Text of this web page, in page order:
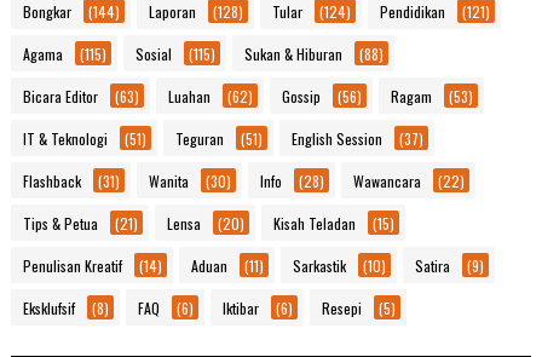
Bongkar (144) Laporan (128) Tular (124) Pendidikan (121)
Agama (115) Sosial (115) Sukan & Hiburan (88)
Bicara Editor (63) Luahan (62) Gossip (56) Ragam (53)
IT & Teknologi (51) Teguran (51) English Session (37)
Flashback (31) Wanita (30) Info (28) Wawancara (22)
Tips & Petua (21) Lensa (20) Kisah Teladan (15)
Penulisan Kreatif (14) Aduan (11) Sarkastik (10) Satira (9)
Eksklufsif (8) FAQ (6) Iktibar (6) Resepi (5)